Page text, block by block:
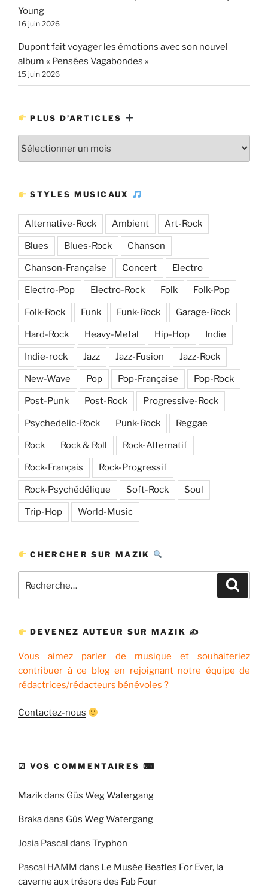
Young
16 juin 2026
Dupont fait voyager les émotions avec son nouvel
album « Pensées Vagabondes »
15 juin 2026
PLUS D’ARTICLES
STYLES MUSICAUX
Alternative-Rock Ambient Art-Rock
Blues Blues-Rock Chanson
Chanson-Française Concert Electro
Electro-Pop Electro-Rock Folk Folk-Pop
Folk-Rock Funk Funk-Rock Garage-Rock
Hard-Rock Heavy-Metal Hip-Hop Indie
Indie-rock Jazz Jazz-Fusion Jazz-Rock
New-Wave Pop Pop-Française Pop-Rock
Post-Punk Post-Rock Progressive-Rock
Psychedelic-Rock Punk-Rock Reggae
Rock Rock & Roll Rock-Alternatif
Rock-Français Rock-Progressif
Rock-Psychédélique Soft-Rock Soul
Trip-Hop World-Music
CHERCHER SUR MAZIK
pour
DEVENEZ AUTEUR SUR MAZIK ✍
Vous aimez parler de musique et souhaiteriez
contribuer à ce blog en rejoignant notre équipe de
rédactrices/rédacteurs bénévoles ?
Contactez-nous
☑ VOS COMMENTAIRES ⌨
Mazikdans Güs Weg Watergang
Brakadans Güs Weg Watergang
Josia Pascal dans Tryphon
Pascal HAMM dans Le Musée Beatles For Ever, la
caverne aux trésors des Fab Four